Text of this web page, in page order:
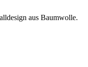
aus Baumwolle.